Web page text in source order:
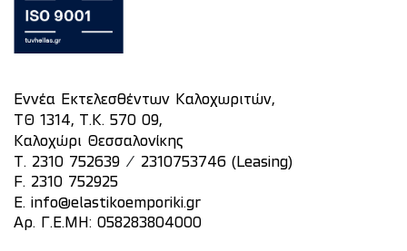
Εννέα Εκτελεσθέντων Καλοχωριτών,
ΤΘ 1314, Τ.Κ. 570 09,
Καλοχώρι Θεσσαλονίκης
T. 2310 752639 /
2310753746 (Leasing)
F. 2310 752925
E.
info@elastikoemporiki.gr
Αρ. Γ.Ε.ΜΗ: 058283804000